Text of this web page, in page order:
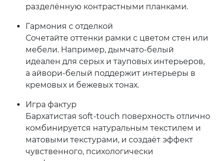
разделённую контрастными планками.
Гармония с отделкой
Сочетайте оттенки рамки с цветом стен или
мебели. Например, дымчато-белый
идеален для серых и тауповых интерьеров,
а айвори-белый поддержит интерьеры в
кремовых и бежевых тонах.
Игра фактур
Бархатистая soft-touch поверхность отлично
комбинируется натуральным текстилем и
матовыми текстурами, и создаёт эффект
чувственного, психологически